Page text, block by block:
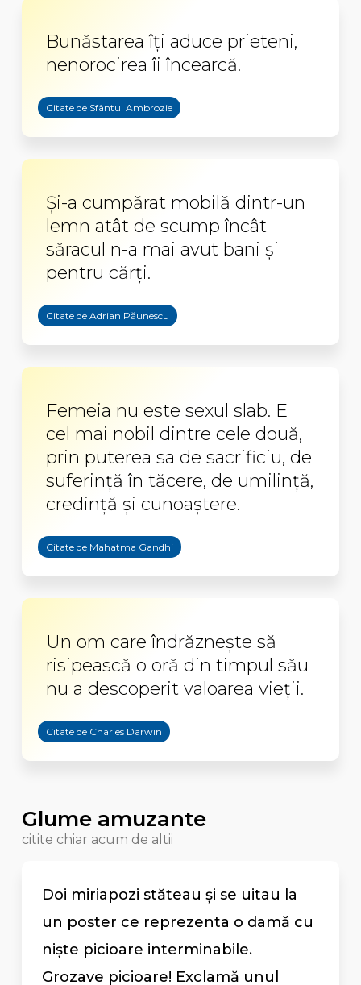
Bunăstarea îți aduce prieteni,
nenorocirea îi încearcă.
Citate de Sfântul Ambrozie
Şi-a cumpărat mobilă dintr-un
lemn atât de scump încât
săracul n-a mai avut bani şi
pentru cărţi.
Citate de Adrian Păunescu
Femeia nu este sexul slab. E
cel mai nobil dintre cele două,
prin puterea sa de sacrificiu, de
suferinţă în tăcere, de umilinţă,
credinţă şi cunoaştere.
Citate de Mahatma Gandhi
Un om care îndrăzneşte să
risipească o oră din timpul său
nu a descoperit valoarea vieţii.
Citate de Charles Darwin
Glume amuzante
citite chiar acum de altii
Doi miriapozi stăteau și se uitau la
un poster ce reprezenta o damă cu
niște picioare interminabile.
Grozave picioare! Exclamă unul